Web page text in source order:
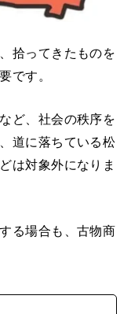
拾ってきたものを
です。
ど、社会の秩序を
道に落ちている松
は対象外になりま
る場合も、古物商